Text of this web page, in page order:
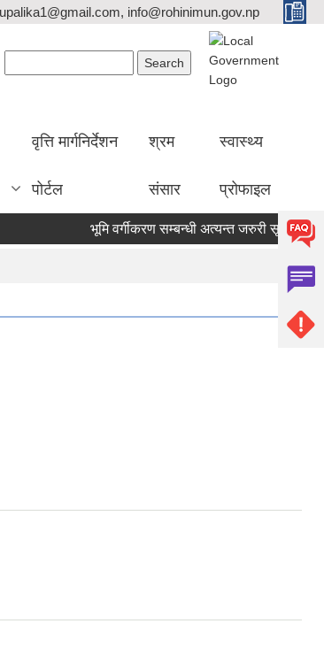
info@rohinimun.gov.np
वृत्ति मार्गनिर्देशन
पोर्टल
श्रम
संसार
स्वास्थ्य
प्रोफाइल
भूमि वर्गीकरण सम्बन्धी अत्यन्त जरुरी सूचना !